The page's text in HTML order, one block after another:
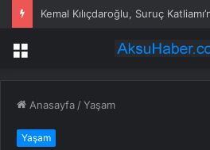
Menü
Anasayfa /Yaşam
Yaşam